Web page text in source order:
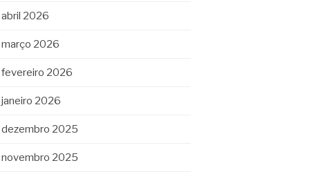
abril 2026
março 2026
fevereiro 2026
janeiro 2026
dezembro 2025
novembro 2025